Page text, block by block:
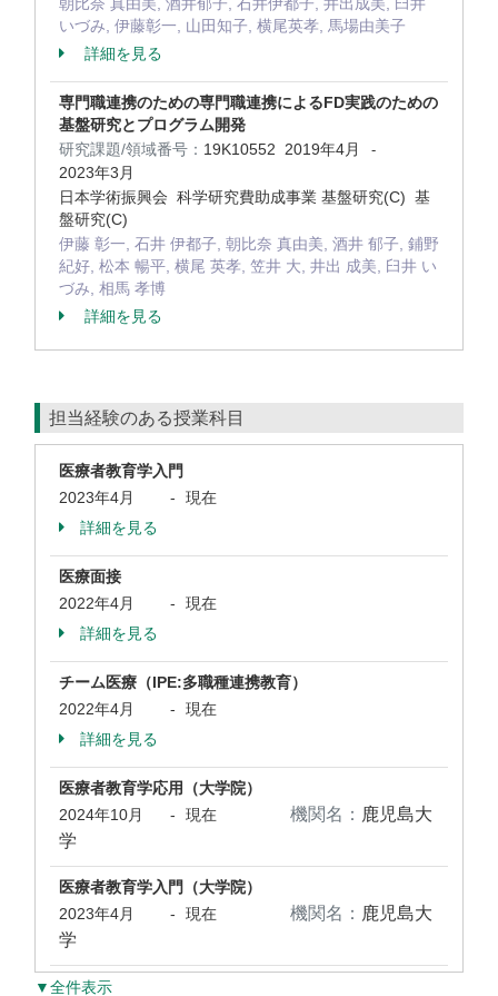
いづみ, 伊藤彰一, 山田知子, 横尾英孝, 馬場由美子
詳細を見る
専門職連携のための専門職連携によるFD実践のための
基盤研究とプログラム開発
研究課題/領域番号： 19K10552 2019年4月 -
2023年3月
日本学術振興会 科学研究費助成事業 基盤研究(C) 基
盤研究(C)
伊藤 彰一, 石井 伊都子, 朝比奈 真由美, 酒井 郁子, 鋪野
紀好, 松本 暢平, 横尾 英孝, 笠井 大, 井出 成美, 臼井 い
づみ, 相馬 孝博
詳細を見る
担当経験のある授業科目
医療者教育学入門
2023年4月
-
現在
詳細を見る
医療面接
2022年4月
-
現在
詳細を見る
チーム医療（IPE:多職種連携教育）
2022年4月
-
現在
詳細を見る
医療者教育学応用（大学院）
2024年10月
- 現在 機関名： 鹿児島大
学
医療者教育学入門（大学院）
2023年4月
- 現在 機関名： 鹿児島大
学
▼全件表示